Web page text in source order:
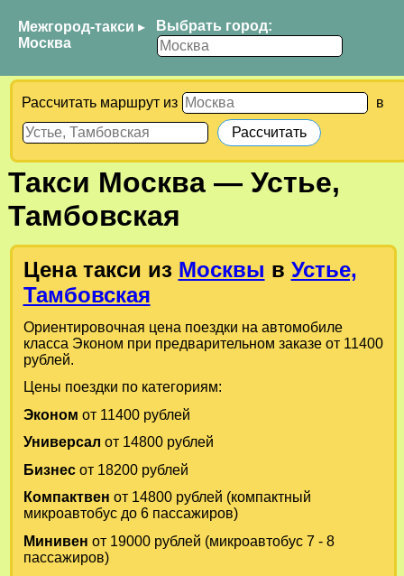
Межгород-такси ▸
Москва
Выбрать город:
Рассчитать маршрут из в
Такси Москва— Устье,
Тамбовская
Цена такси из Москвы в Устье,
Тамбовская
Ориентировочная цена поездки на автомобиле
класса Эконом при предварительном заказе от 11400
рублей.
Цены поездки по категориям:
Эконом от 11400 рублей
Универсал от 14800 рублей
Бизнесот 18200 рублей
Компактвен от 14800 рублей (компактный
микроавтобус до 6 пассажиров)
Минивен от 19000 рублей (микроавтобус 7 - 8
пассажиров)